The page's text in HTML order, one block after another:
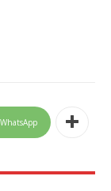
WhatsApp